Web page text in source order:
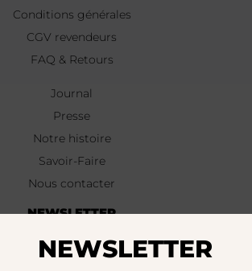
Conditions générales
CGV revendeurs
FAQ & Retours
Journal
Presse
Notre histoire
Savoir-Faire
Nous contacter
NEWSLETTER
NEWSLETTER